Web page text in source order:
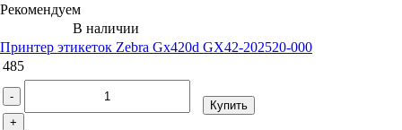
Рекомендуем
В наличии
Принтер этикеток Zebra Gx420d GX42-202520-000
485
-
+
Купить